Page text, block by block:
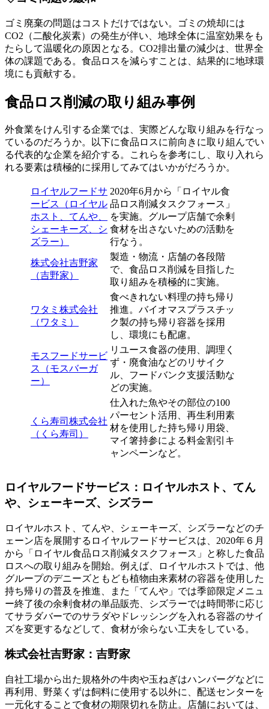
ゴミ廃棄の問題はコストだけではない。ゴミの焼却には
CO2（二酸化炭素）の発生が伴い、地球全体に温室効果をも
たらして温暖化の原因となる。CO2排出量の減少は、世界全
体の課題である。食品ロスを減らすことは、結果的に地球環
境にも貢献する。
食品ロス削減の取り組み事例
外食業をけん引する企業では、実際どんな取り組みを行なっ
ているのだろうか。以下に食品ロスに前向きに取り組んでい
る代表的な企業を紹介する。これらを参考にし、取り入れら
れる要素は積極的に採用してみてはいかがだろうか。
ロイヤルフードサ
ービス（ロイヤル
ホスト、てんや、
シェーキーズ、シ
ズラー）
2020年6月から「ロイヤル食
品ロス削減タスクフォース」
を実施。グループ店舗で余剰
食材を出さないための活動を
行なう。
株式会社吉野家
（吉野家）
製造・物流・店舗の各段階
で、食品ロス削減を目指した
取り組みを積極的に実施。
ワタミ株式会社
（ワタミ）
食べきれない料理の持ち帰り
推進。バイオマスプラスチッ
ク製の持ち帰り容器を採用
し、環境にも配慮。
モスフードサービ
ス（モスバーガ
ー）
リユース食器の使用、調理く
ず・廃食油などのリサイク
ル、フードバンク支援活動な
どの実施。
くら寿司株式会社
（くら寿司）
仕入れた魚やその部位の100
パーセント活用、再生利用素
材を使用した持ち帰り用袋、
マイ箸持参による料金割引キ
ャンペーンなど。
ロイヤルフードサービス：ロイヤルホスト、てん
や、シェーキーズ、シズラー
ロイヤルホスト、てんや、シェーキーズ、シズラーなどのチ
ェーン店を展開するロイヤルフードサービスは、2020年６月
から「ロイヤル食品ロス削減タスクフォース」と称した食品
ロスへの取り組みを開始。例えば、ロイヤルホストでは、他
グループのデニーズともども植物由来素材の容器を使用した
持ち帰りの普及を推進、また「てんや」では季節限定メニュ
ー終了後の余剰食材の単品販売、シズラーでは時間帯に応じ
てサラダバーでのサラダやドレッシングを入れる容器のサイ
ズを変更するなどして、食材が余らない工夫をしている。
株式会社吉野家：吉野家
自社工場から出た規格外の牛肉や玉ねぎはハンバーグなどに
再利用、野菜くずは飼料に使用する以外に、配送センターを
一元化することで食材の期限切れを防止。店舗においては、